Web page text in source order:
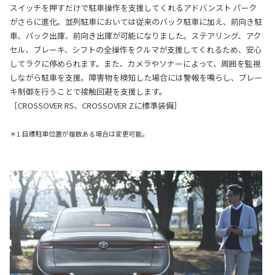
スイッチを押すだけで駐車操作を支援してくれるアドバンスト パーク
がさらに進化。並列駐車においては従来のバック駐車に加え、前向き駐
車、バック出庫、前向き出庫が可能になりました。ステアリング、アク
セル、ブレーキ、シフトの全操作をクルマが支援してくれるため、安心
してラクに停められます。また、カメラやソナーによって、周囲を監視
しながら駐車を支援。障害物を検知した場合には警報を鳴らし、ブレー
キ制御を行うことで接触回避を支援します。
［CROSSOVER RS、CROSSOVER Zに標準装備］
＊1.目標駐車位置が複数ある場合は変更可能。